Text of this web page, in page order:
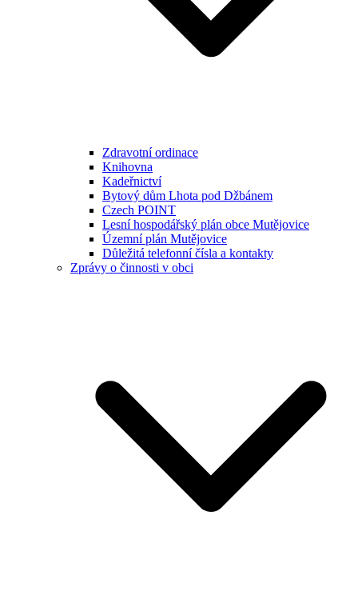
Zdravotní ordinace
Knihovna
Kadeřnictví
Bytový dům Lhota pod Džbánem
Czech POINT
Lesní hospodářský plán obce Mutějovice
Územní plán Mutějovice
Důležitá telefonní čísla a kontakty
Zprávy o činnosti v obci